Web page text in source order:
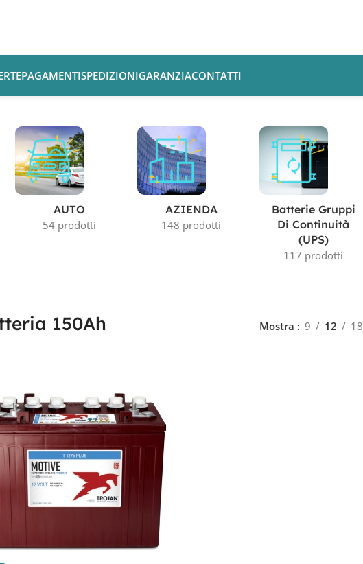
PAGAMENTISPEDIZIONIGARANZIACONTATTI
AUTO
54 prodotti
AZIENDA
148 prodotti
Batterie Gruppi
Di Continuità
(UPS)
117 prodotti
150Ah Mostra 9 12 18